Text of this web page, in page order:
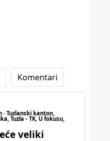
Komentari